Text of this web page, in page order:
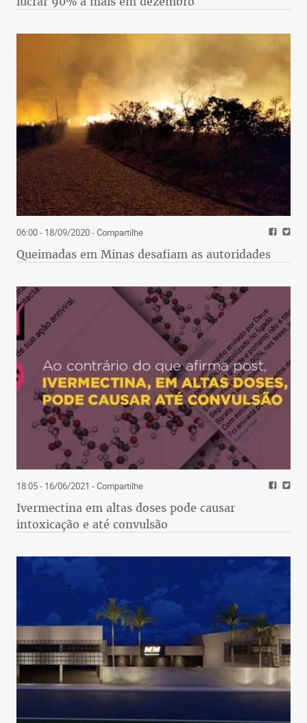
06:00 - 18/09/2020- Compartilhe
Queimadas em Minas desafiam as autoridades
18:05 - 16/06/2021 - Compartilhe
Ivermectina em altas doses pode causar
intoxicação e até convulsão